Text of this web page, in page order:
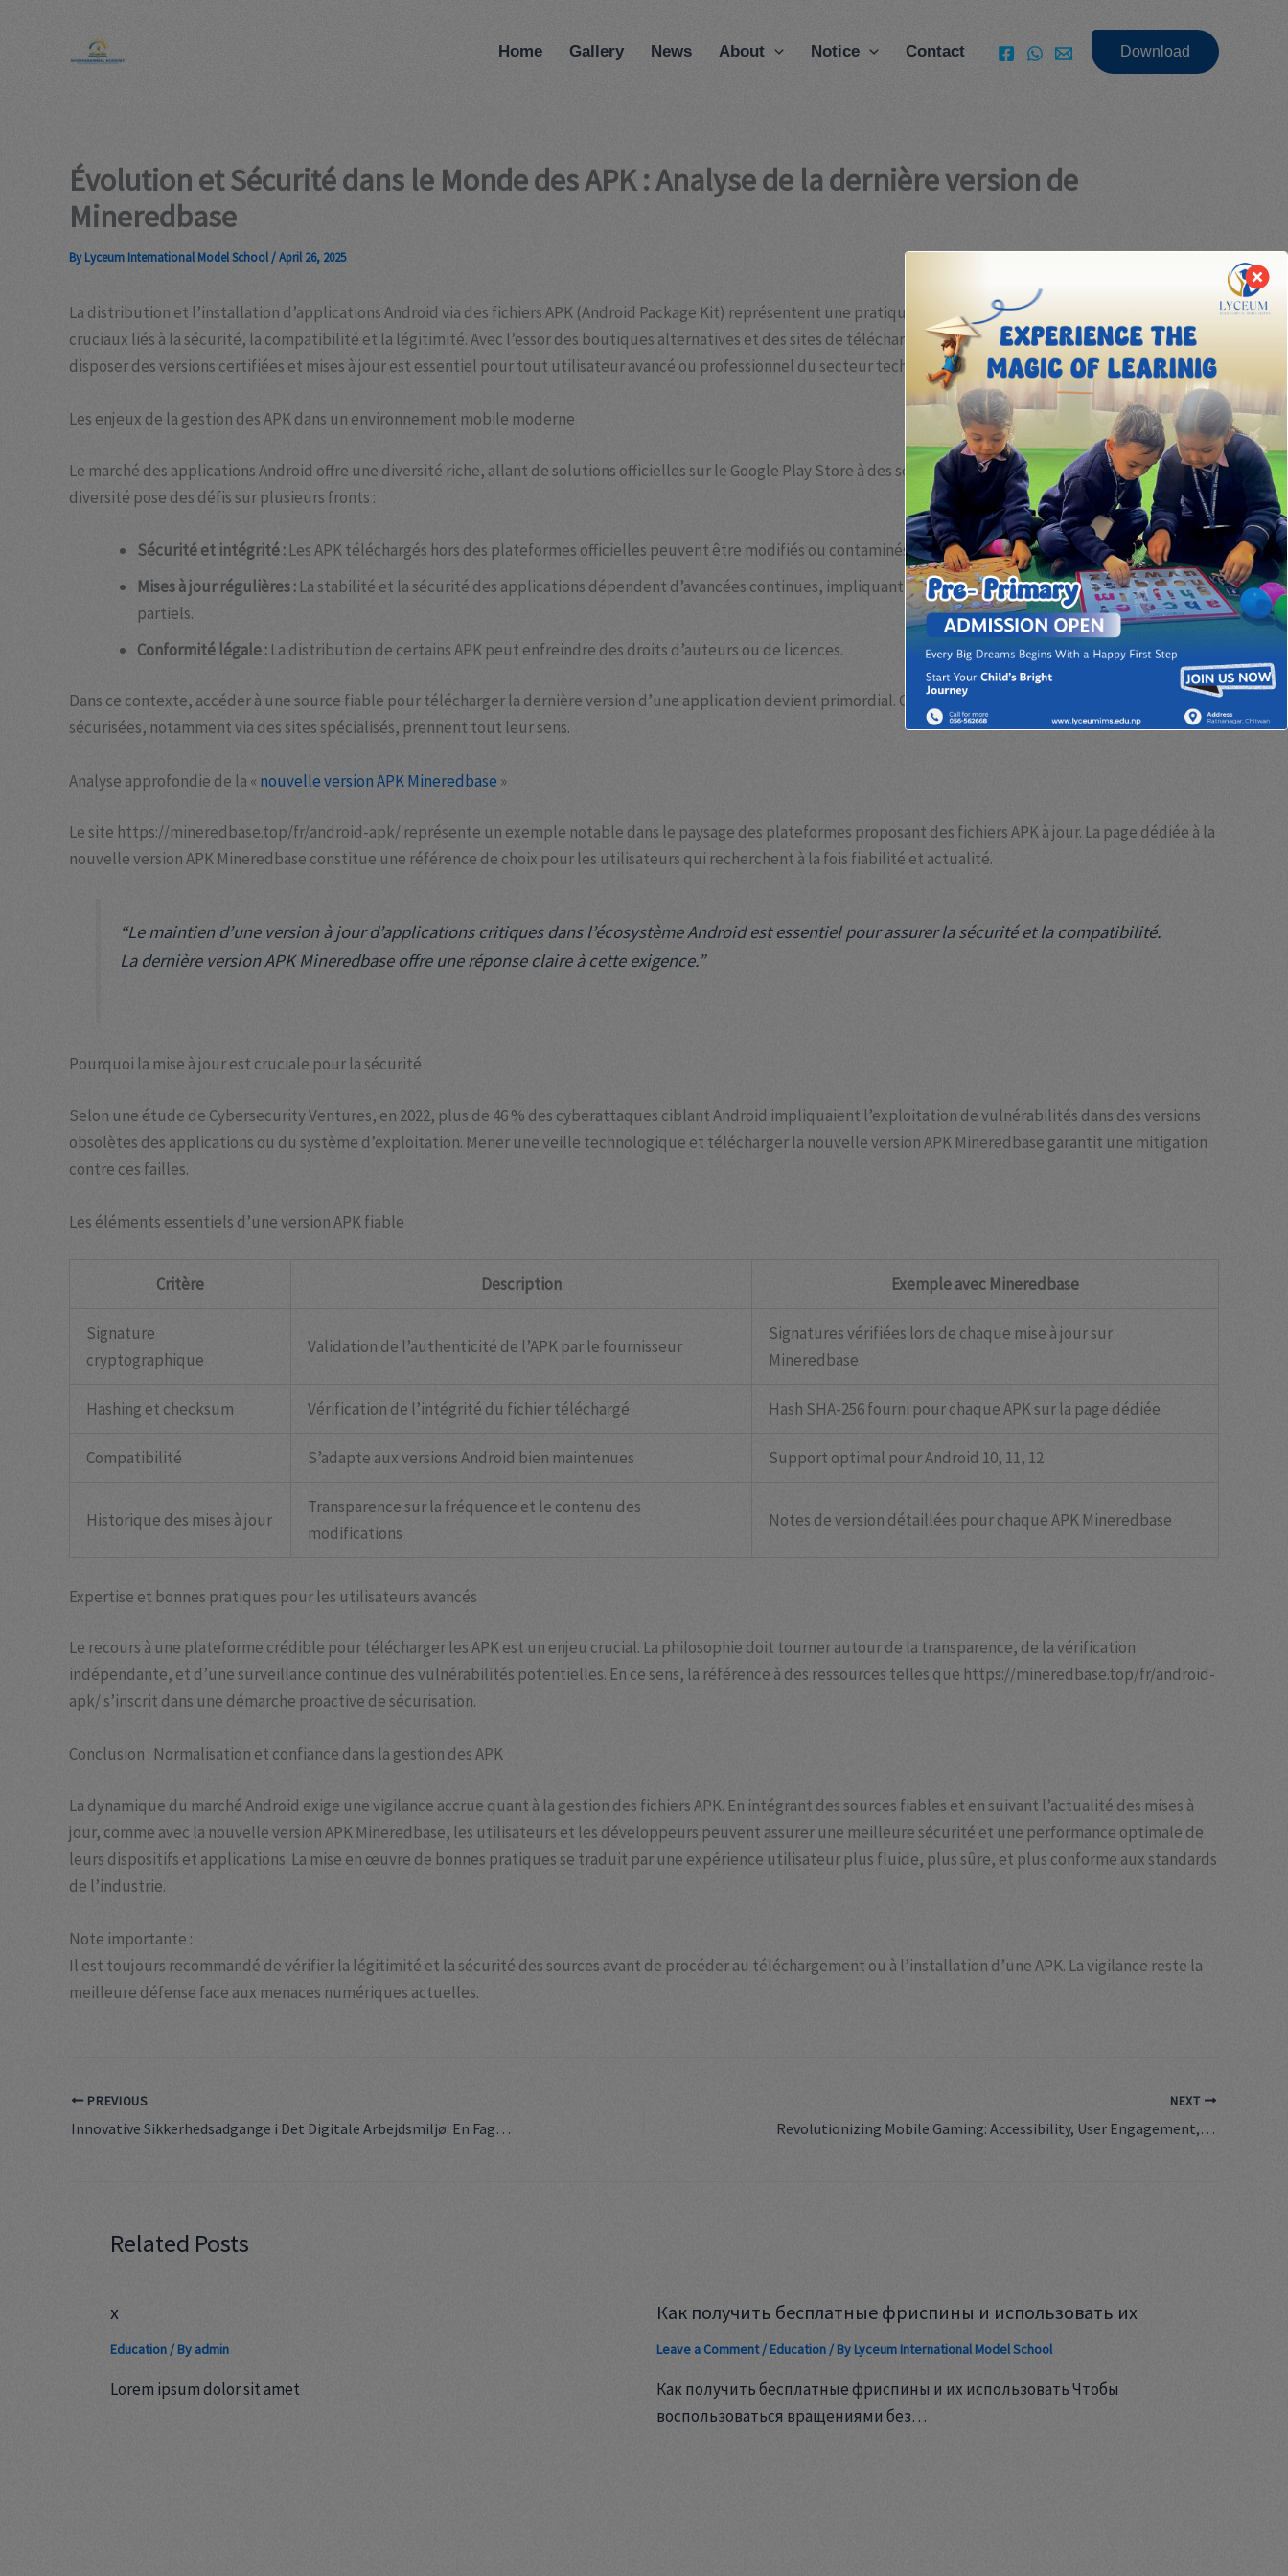
Home Gallery News About Notice Contact Download
Évolution et Sécurité dans le Monde des APK : Analyse de la dernière version de
Mineredbase
ByLyceum International Model School/April 26, 2025
La distribution et l’installation d’applications Android via des fichiers APK (Android Package Kit) représentent une pratique courante, mais souvent entourée d’enjeux
cruciaux liés à la sécurité, la compatibilité et la légitimité. Avec l’essor des boutiques alternatives et des sites de téléchargement tiers, comprendre l’importance de
disposer des versions certifiées et mises à jour est essentiel pour tout utilisateur avancé ou professionnel du secteur technologique.
Les enjeux de la gestion des APK dans un environnement mobile moderne
Le marché des applications Android offre une diversité riche, allant de solutions officielles sur le Google Play Store à des sources alternatives. Cependant, cette
diversité pose des défis sur plusieurs fronts :
Sécurité et intégrité : Les APK téléchargés hors des plateformes officielles peuvent être modifiés ou contaminés par des malwares.
Mises à jour régulières : La stabilité et la sécurité des applications dépendent d’avancées continues, impliquant des nouvelles versions complètes ou
partiels.
Conformité légale : La distribution de certains APK peut enfreindre des droits d’auteurs ou de licences.
Dans ce contexte, accéder à une source fiable pour télécharger la dernière version d’une application devient primordial. C’est là que les méthodes modernes et
sécurisées, notamment via des sites spécialisés, prennent tout leur sens.
Analyse approfondie de la « nouvelle version APK Mineredbase »
Le site https://mineredbase.top/fr/android-apk/ représente un exemple notable dans le paysage des plateformes proposant des fichiers APK à jour. La page dédiée à la
nouvelle version APK Mineredbase constitue une référence de choix pour les utilisateurs qui recherchent à la fois fiabilité et actualité.
“Le maintien d’une version à jour d’applications critiques dans l’écosystème Android est essentiel pour assurer la sécurité et la compatibilité.
La dernière version APK Mineredbase offre une réponse claire à cette exigence.”
Pourquoi la mise à jour est cruciale pour la sécurité
Selon une étude de Cybersecurity Ventures, en 2022, plus de 46 % des cyberattaques ciblant Android impliquaient l’exploitation de vulnérabilités dans des versions
obsolètes des applications ou du système d’exploitation. Mener une veille technologique et télécharger la nouvelle version APK Mineredbase garantit une mitigation
contre ces failles.
Les éléments essentiels d’une version APK fiable
Critère Description Exemple avec Mineredbase
Signature
cryptographique
Validation de l’authenticité de l’APK par le fournisseur
Signatures vérifiées lors de chaque mise à jour sur
Mineredbase
Hashing et checksum Vérification de l’intégrité du fichier téléchargé Hash SHA-256 fourni pour chaque APK sur la page dédiée
Compatibilité S’adapte aux versions Android bien maintenues Support optimal pour Android 10, 11, 12
Historique des mises à jour
Transparence sur la fréquence et le contenu des
modifications
Notes de version détaillées pour chaque APK Mineredbase
Expertise et bonnes pratiques pour les utilisateurs avancés
Le recours à une plateforme crédible pour télécharger les APK est un enjeu crucial. La philosophie doit tourner autour de la transparence, de la vérification
indépendante, et d’une surveillance continue des vulnérabilités potentielles. En ce sens, la référence à des ressources telles que https://mineredbase.top/fr/android-
apk/ s’inscrit dans une démarche proactive de sécurisation.
Conclusion : Normalisation et confiance dans la gestion des APK
La dynamique du marché Android exige une vigilance accrue quant à la gestion des fichiers APK. En intégrant des sources fiables et en suivant l’actualité des mises à
jour, comme avec la nouvelle version APK Mineredbase, les utilisateurs et les développeurs peuvent assurer une meilleure sécurité et une performance optimale de
leurs dispositifs et applications. La mise en œuvre de bonnes pratiques se traduit par une expérience utilisateur plus fluide, plus sûre, et plus conforme aux standards
de l’industrie.
Note importante :
Il est toujours recommandé de vérifier la légitimité et la sécurité des sources avant de procéder au téléchargement ou à l’installation d’une APK. La vigilance reste la
meilleure défense face aux menaces numériques actuelles.
PREVIOUS
Innovative Sikkerhedsadgange i Det Digitale Arbejdsmiljø: En Faglig Analyse
NEXT
Revolutionizing Mobile Gaming: Accessibility, User Engagement, and the Rise of Innovative APK Platforms
Related Posts
x
Education/ By admin
Lorem ipsum dolor sit amet
Как получить бесплатные фриспины и использовать их
Leave a Comment/Education/ ByLyceum International Model School
Как получить бесплатные фриспины и их использовать Чтобы
воспользоваться вращениями без…